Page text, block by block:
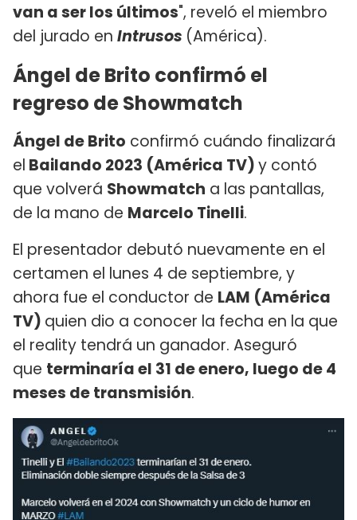
van a ser los últimos", reveló el miembro
del jurado en Intrusos (América).
Ángel de Brito confirmó el
regreso de Showmatch
Ángel de Brito confirmó cuándo finalizará
el Bailando 2023 (América TV)y contó
que volverá Showmatch a las pantallas,
de la mano de Marcelo Tinelli.
El presentador debutó nuevamente en el
certamen el lunes 4 de septiembre, y
ahora fue el conductor de LAM (América
TV) quien dio a conocer la fecha en la que
el reality tendrá un ganador. Aseguró
que terminaría el 31 de enero, luego de 4
meses de transmisión.